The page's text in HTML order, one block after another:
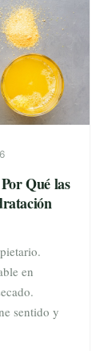
Qué las
en
sentido y